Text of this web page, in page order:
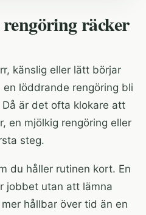
räcker
känslig eller lätt börjar
löddrande rengöring bli
är det ofta klokare att
en mjölkig rengöring eller
steg.
du håller rutinen kort. En
jobbet utan att lämna
hållbar över tid än en